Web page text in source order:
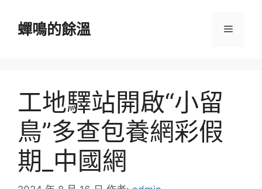
蟬鳴的餘溫 選
工地驛站開啟“小留
鳥”多查包養網彩假
期_中國網